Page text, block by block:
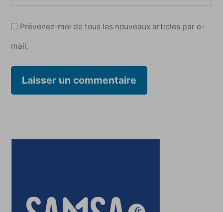
Prévenez-moi de tous les nouveaux articles par e-
mail.